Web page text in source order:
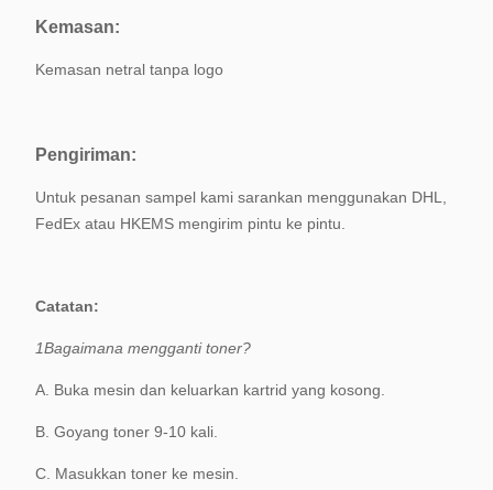
Kemasan:
Kemasan netral tanpa logo
Pengiriman:
Untuk pesanan sampel kami sarankan menggunakan DHL,
FedEx atau HKEMS mengirim pintu ke pintu.
Catatan:
1Bagaimana mengganti toner?
A. Buka mesin dan keluarkan kartrid yang kosong.
B. Goyang toner 9-10 kali.
C. Masukkan toner ke mesin.